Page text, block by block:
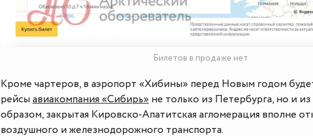
Билетов в продаже нет
Кроме чартеров, в аэропорт «Хибины» перед Новым годом
рейсыавиакомпания «Сибирь» не только из Петербурга, но и
образом, закрытая Кировско-Апатитская агломерация вполне
воздушного и железнодорожного транспорта.